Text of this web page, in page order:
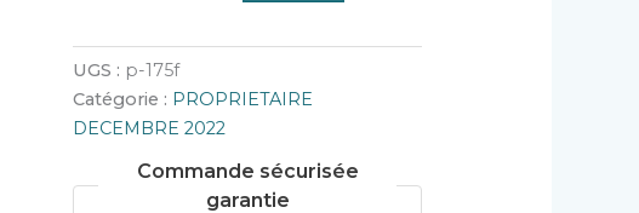
UGS : p-175f
Catégorie : PROPRIETAIRE
DECEMBRE 2022
Commande sécurisée
garantie